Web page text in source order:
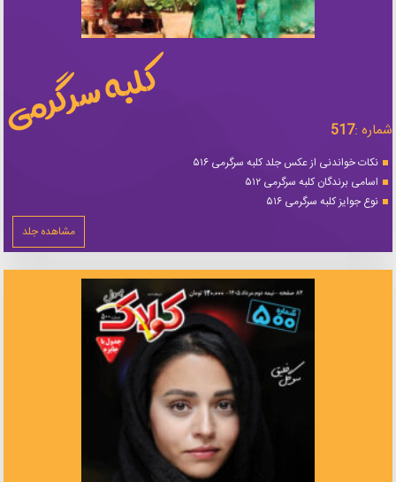
شماره :517
نکات خواندنی از عکس جلد کلبه سرگرمی ۵۱۶
اسامی برندگان کلبه سرگرمی ۵۱۲
نوع جوایز کلبه سرگرمی ۵۱۶
مشاهده جلد